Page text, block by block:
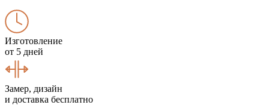
Изготовление
от 5 дней
Замер, дизайн
и доставка бесплатно